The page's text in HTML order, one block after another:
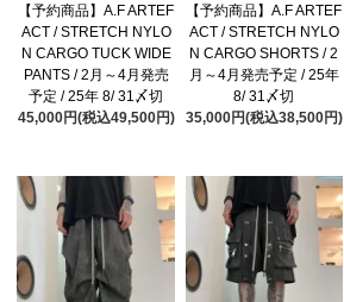
【予約商品】A.F ARTEF
ACT / STRETCH NYLO
N CARGO TUCK WIDE
PANTS / 2月～4月発売
予定 / 25年 8/ 31〆切
45,000円(税込49,500円)
【予約商品】A.F ARTEF
ACT / STRETCH NYLO
N CARGO SHORTS / 2
月～4月発売予定 / 25年
8/ 31〆切
35,000円(税込38,500円)